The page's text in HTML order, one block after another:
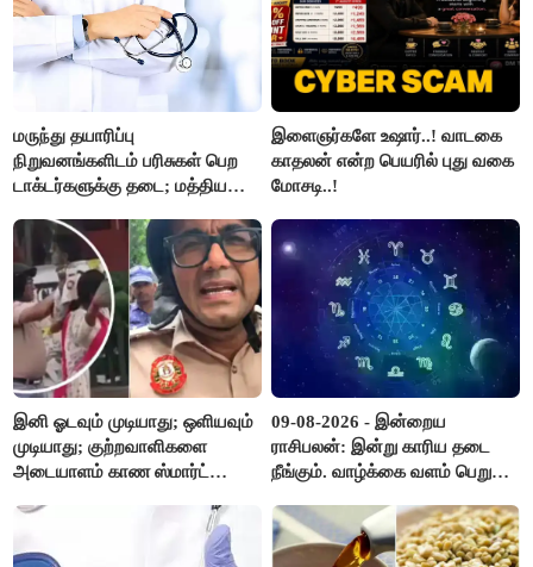
மருந்து தயாரிப்பு
நிறுவனங்களிடம் பரிசுகள் பெற
டாக்டர்களுக்கு தடை; மத்திய
இளைஞர்களே உஷார்..! வாடகை
காதலன் என்ற பெயரில் புது வகை
மோசடி..!
இனி ஓடவும் முடியாது; ஒளியவும்
முடியாது; குற்றவாளிகளை
அடையாளம் காண ஸ்மார்ட்
09-08-2026 - இன்றைய
ராசிபலன்: இன்று காரிய தடை
நீங்கும். வாழ்க்கை வளம் பெறும்.
எடைபோடுவது நல்லது..!